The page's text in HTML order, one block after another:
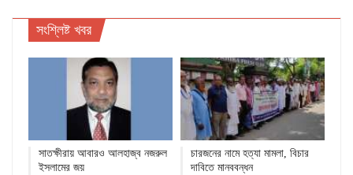
সংশ্লিষ্ট খবর
সাতক্ষীরায় আবারও আলহাজ্ব নজরুল
ইসলামের জয়
চারজনের নামে হত্যা মামলা, বিচার
দাবিতে মানববন্ধন